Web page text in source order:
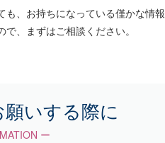
、お持ちになっている僅かな情報
、まずはご相談ください。
いする際に
ー